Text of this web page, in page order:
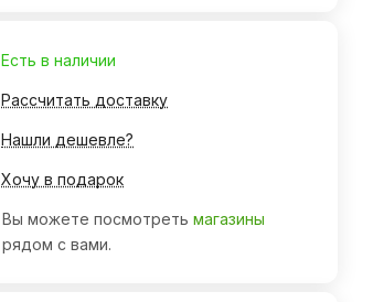
Есть в наличии
Рассчитать доставку
Нашли дешевле?
Хочу в подарок
Вы можете посмотретьмагазины
рядом с вами.